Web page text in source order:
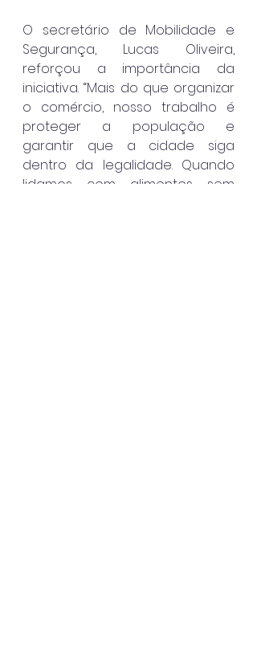
O secretário de Mobilidade e
Segurança, Lucas Oliveira,
reforçou a importância da
iniciativa. “Mais do que organizar
o comércio, nosso trabalho é
proteger a população e
garantir que a cidade siga
dentro da legalidade. Quando
lidamos com alimentos sem